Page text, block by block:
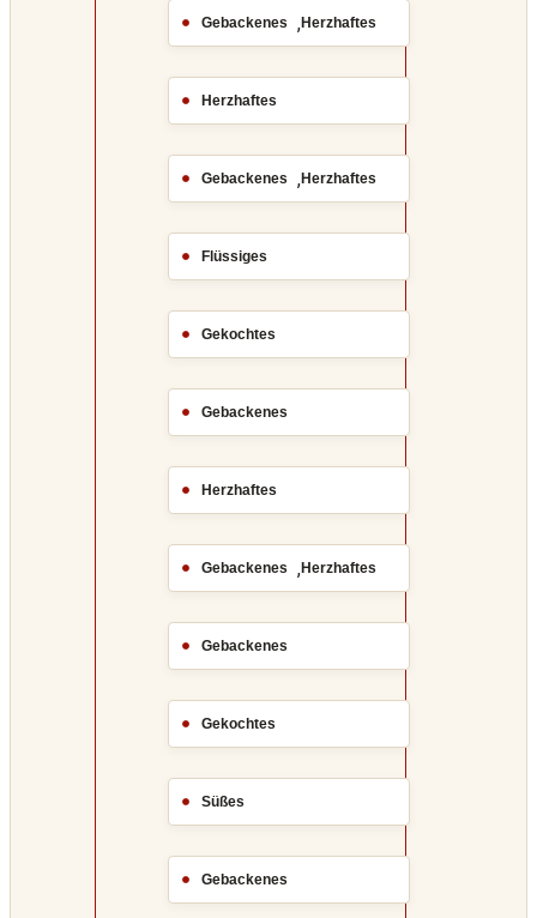
Gebackenes ,Herzhaftes
Herzhaftes
Gebackenes ,Herzhaftes
Flüssiges
Gekochtes
Gebackenes
Herzhaftes
Gebackenes ,Herzhaftes
Gebackenes
Gekochtes
Süßes
Gebackenes